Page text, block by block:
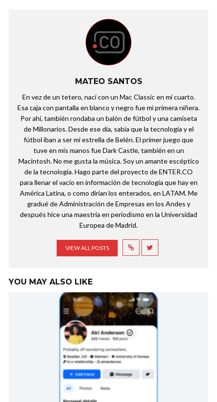
MATEO SANTOS
En vez de un tetero, nací con un Mac Classic en mi cuarto.
Esa caja con pantalla en blanco y negro fue mi primera niñera.
Por ahí, también rondaba un balón de fútbol y una camiseta
de Millonarios. Desde ese día, sabía que la tecnología y el
fútbol iban a ser mi estrella de Belén. El primer juego que
tuve en mis manos fue Dark Castle, también en un
Macintosh. No me gusta la música. Soy un amante escéptico
de la tecnología. Hago parte del proyecto de ENTER.CO
para llenar el vacío en información de tecnología que hay en
América Latina, o como dirían los enterados, en LATAM. Me
gradué de Administración de Empresas en los Andes y
después hice una maestría en periodismo en la Universidad
Europea de Madrid.
VIEW ALL POSTS
YOU MAY ALSO LIKE